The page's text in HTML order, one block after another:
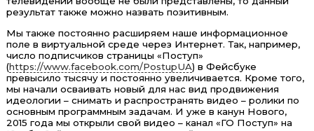
результат также можно назвать позитивным.
Мы также постоянно расширяем наше информационное
поле в виртуальной среде через Интернет. Так, например,
число подписчиков страницы «Поступ»
(https://www.facebook.com/PostupUA) в Фейсбуке
превысило тысячу и постоянно увеличивается. Кроме того,
мы начали осваивать новый для нас вид продвижения
идеологии – снимать и распространять видео – ролики по
основным программным задачам. И уже в канун Нового,
2015 года мы открыли свой видео – канал «ГО Поступ» на